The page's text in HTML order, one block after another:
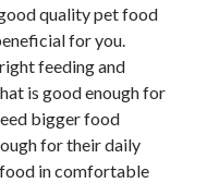
quality pet food
for you.
feeding and
is good enough for
bigger food
for their daily
food in comfortable